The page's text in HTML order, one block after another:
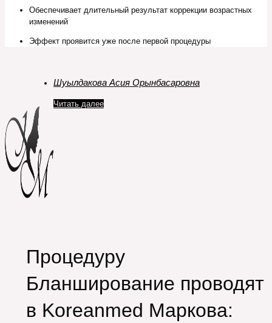
Обеспечивает длительный результат коррекции возрастных
изменений
Эффект проявится уже после первой процедуры
Процедуру
Бланширование проводят
в Koreanmed Маркова:
Шуылдакова Асия Орынбасаровна
Читать далее